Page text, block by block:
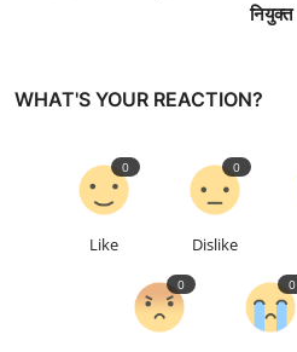
नियुक्त
WHAT'S YOUR REACTION?
Like
0
Dislike
0
0 0